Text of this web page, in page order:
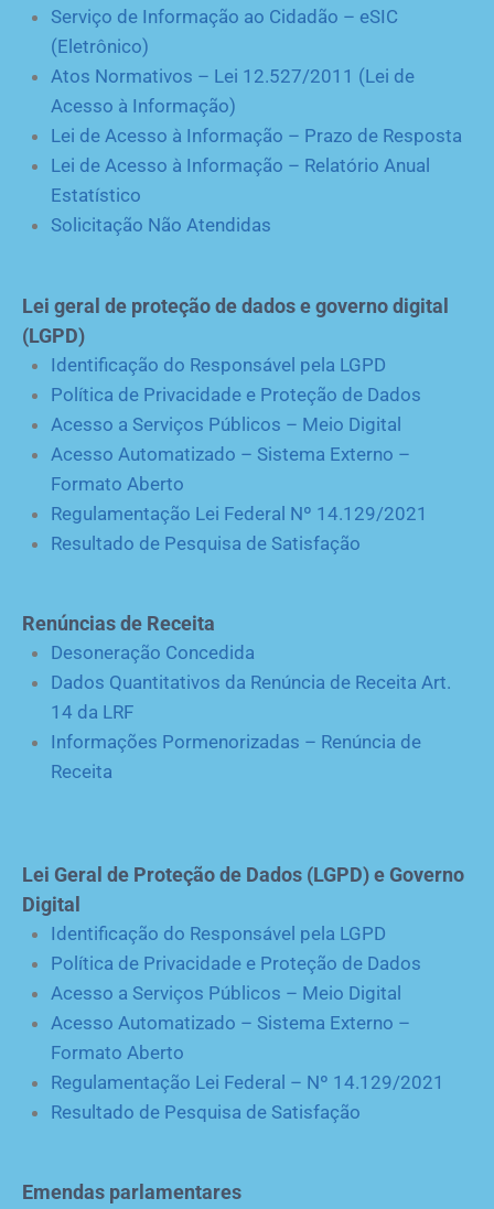
Serviço de Informação ao Cidadão – eSIC
(Eletrônico)
Atos Normativos – Lei 12.527/2011 (Lei de
Acesso à Informação)
Lei de Acesso à Informação – Prazo de Resposta
Lei de Acesso à Informação – Relatório Anual
Estatístico
Solicitação Não Atendidas
Lei geral de proteção de dados e governo digital
(LGPD)
Identificação do Responsável pela LGPD
Política de Privacidade e Proteção de Dados
Acesso a Serviços Públicos – Meio Digital
Acesso Automatizado – Sistema Externo –
Formato Aberto
Regulamentação Lei Federal Nº 14.129/2021
Resultado de Pesquisa de Satisfação
Renúncias de Receita
Desoneração Concedida
Dados Quantitativos da Renúncia de Receita Art.
14 da LRF
Informações Pormenorizadas – Renúncia de
Receita
Lei Geral de Proteção de Dados (LGPD) e Governo
Digital
Identificação do Responsável pela LGPD
Política de Privacidade e Proteção de Dados
Acesso a Serviços Públicos – Meio Digital
Acesso Automatizado – Sistema Externo –
Formato Aberto
Regulamentação Lei Federal – Nº 14.129/2021
Resultado de Pesquisa de Satisfação
Emendas parlamentares